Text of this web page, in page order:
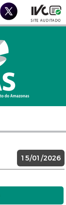
15/01/2026